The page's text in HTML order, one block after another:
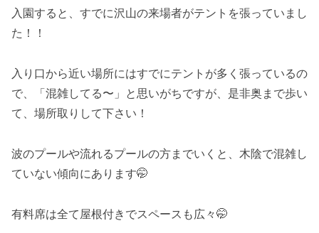
入園すると、すでに沢山の来場者がテントを張っていまし
た！！
入り口から近い場所にはすでにテントが多く張っているの
で、「混雑してる〜」と思いがちですが、是非奥まで歩い
て、場所取りして下さい！
波のプールや流れるプールの方までいくと、木陰で混雑し
ていない傾向にあります🤭
有料席は全て屋根付きでスペースも広々🤭